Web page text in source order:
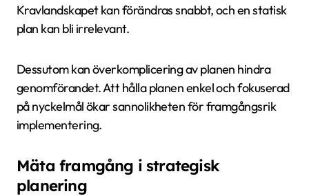
Kravlandskapet kan förändras snabbt, och en statisk
plan kan bli irrelevant.
Dessutom kan överkomplicering av planen hindra
genomförandet. Att hålla planen enkel och fokuserad
på nyckelmål ökar sannolikheten för framgångsrik
implementering.
Mäta framgång i strategisk
planering